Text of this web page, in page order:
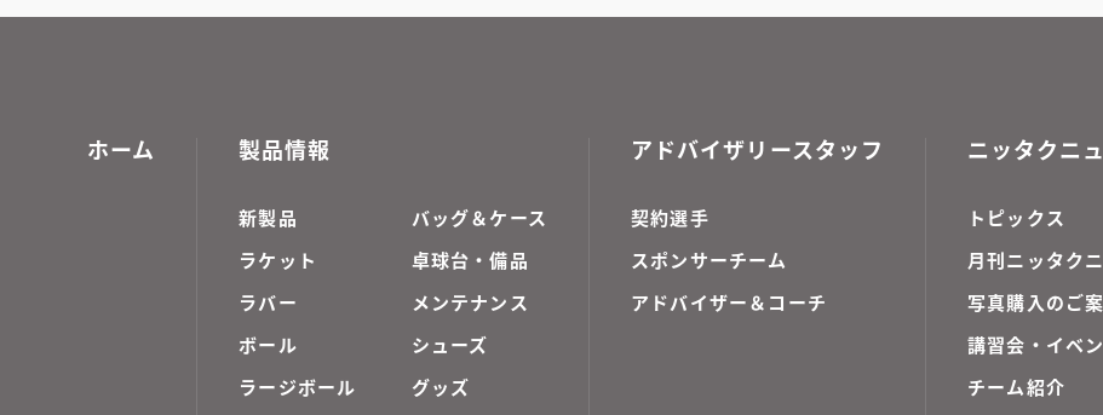
ホーム 製品情報
新製品
バッグ＆ケース
ラケット
卓球台・備品
ラバー
メンテナンス
ボール
シューズ
ラージボール
グッズ
アドバイザリースタッフ
契約選手
スポンサーチーム
アドバイザー＆コーチ
ニッタクニ
トピックス
月刊ニッタク
写真購入のご
講習会・イベ
チーム紹介